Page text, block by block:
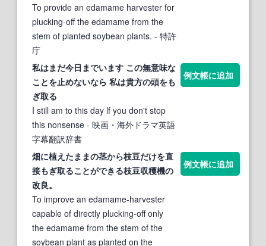
To provide an edamame harvester for
plucking-off the edamame from the
stem of planted soybean plants. - 特許
庁
私はまだ今日までいます この無意味な
ことを止めないなら 私は貴方の頭をも
ぎ取る
I still am to this day lf you don't stop
this nonsense - 映画・海外ドラマ英語
字幕翻訳辞書
例文帳に追加
畑に植えたままの茎から枝豆だけを直
接もぎ取ることができる枝豆収穫機の
改良。
To improve an edamame-harvester
capable of directly plucking-off only
the edamame from the stem of the
soybean plant as planted on the
例文帳に追加